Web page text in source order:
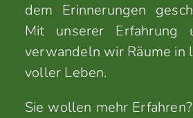
dem Erinnerungen
Mit unserer Erfahrung
verwandeln wir Räume in
voller Leben.
Sie wollen mehr